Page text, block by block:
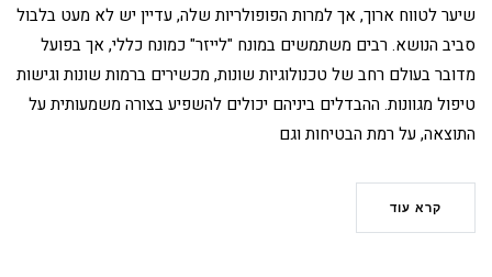
שיער לטווח ארוך, אך למרות הפופולריות שלה, עדיין יש לא מעט בלבול
סביב הנושא. רבים משתמשים במונח "לייזר" כמונח כללי, אך בפועל
מדובר בעולם רחב של טכנולוגיות שונות, מכשירים ברמות שונות וגישות
טיפול מגוונות. ההבדלים ביניהם יכולים להשפיע בצורה משמעותית על
התוצאה, על רמת הבטיחות וגם
קרא עוד